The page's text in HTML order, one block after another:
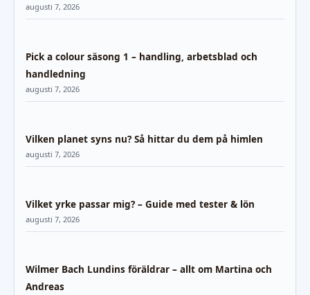
augusti 7, 2026
Pick a colour säsong 1 – handling, arbetsblad och
handledning
augusti 7, 2026
Vilken planet syns nu? Så hittar du dem på himlen
augusti 7, 2026
Vilket yrke passar mig? – Guide med tester & lön
augusti 7, 2026
Wilmer Bach Lundins föräldrar – allt om Martina och
Andreas